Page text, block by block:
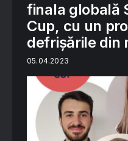
finala globală
Cup, cu un
defrișările din
05.04.2023